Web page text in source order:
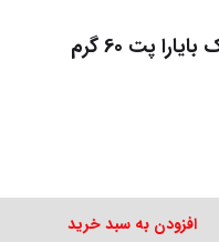
پت 60 گرم
افزودن به سبد خرید